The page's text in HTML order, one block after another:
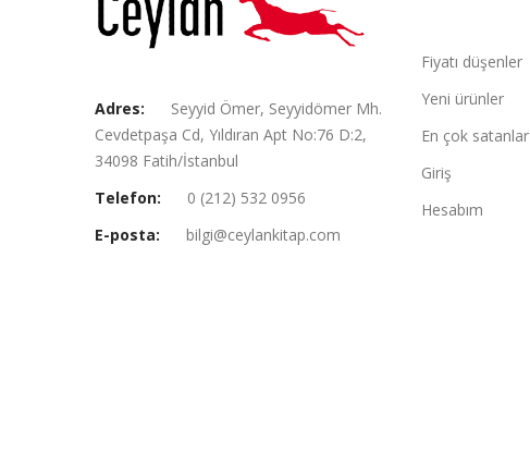
Adres:
Seyyid Ömer, Seyyidömer Mh.
Cevdetpaşa Cd, Yıldıran Apt No:76 D:2,
34098 Fatih/İstanbul
Telefon:
0 (212) 532 0956
E-posta:
bilgi@ceylankitap.com
Fiyatı düşenler
Yeni ürünler
En çok satanlar
Giriş
Hesabım